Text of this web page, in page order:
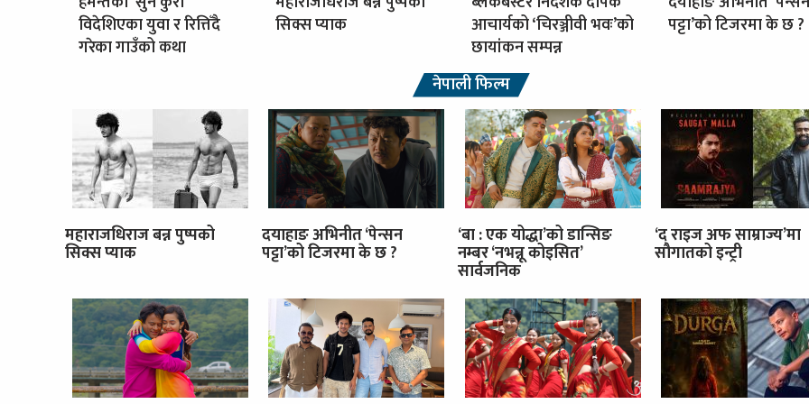
विदेशिएका युवा र रित्तिँदै
गरेका गाउँको कथा
सिक्स प्याक
आचार्यको ‘चिरञ्जीवी भवः’को
छायांकन सम्पन्न
पट्टा’को टिजरमा के छ ?
नेपाली फिल्म
महाराजधिराज बन्न पुष्पको
सिक्स प्याक
दयाहाङ अभिनीत ‘पेन्सन
पट्टा’को टिजरमा के छ ?
‘बा : एक योद्धा’को डान्सिङ
नम्बर ‘नभन्नू कोइसित’
सार्वजनिक
‘द राइज अफ साम्राज्य’मा
सौगातको इन्ट्री